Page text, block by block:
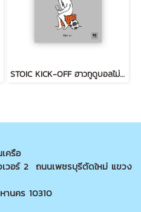
STOIC KICK-OFF ฮาวทูดูบอลไม่ให้หัวร้อน แม้ทีมรักจะเล่นโคตรกาก
ครือ
วอร์ 2 ถนนเพชรบุรีตัดใหม่ แขวง
นคร 10310